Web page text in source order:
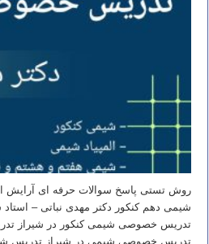
روش تستی پاسخ سوالات حرفه ای آرایش
شیمی دهم کنکور دکتر مهدی نباتی – استاد
تدریس خصوصی شیمی کنکور در شیراز
تدریس خصوصی شیمی در شیراز تدریس